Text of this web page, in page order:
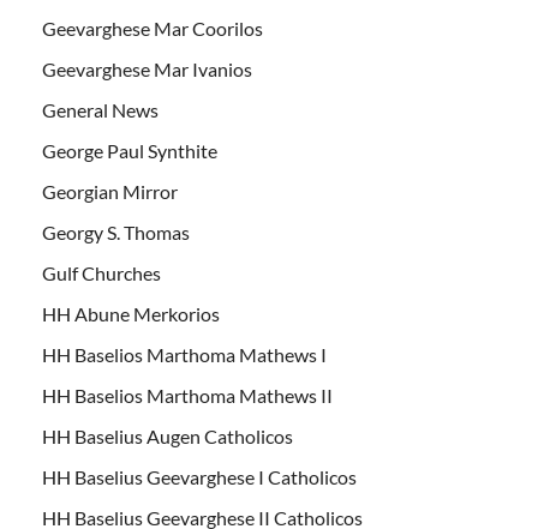
Geevarghese Mar Coorilos
Geevarghese Mar Ivanios
General News
George Paul Synthite
Georgian Mirror
Georgy S. Thomas
Gulf Churches
HH Abune Merkorios
HH Baselios Marthoma Mathews I
HH Baselios Marthoma Mathews II
HH Baselius Augen Catholicos
HH Baselius Geevarghese I Catholicos
HH Baselius Geevarghese II Catholicos